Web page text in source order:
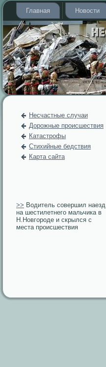
Главная Новости
Несчастные случаи
Дорожные происшествия
Катастрофы
Стихийные бедствия
Карта сайта
>> Водитель совершил наезд
на шестилетнего мальчика в
Н.Новгороде и скрылся с
места происшествия